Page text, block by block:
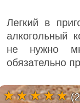
Легкий в
алкогольный
не нужно
обязательно